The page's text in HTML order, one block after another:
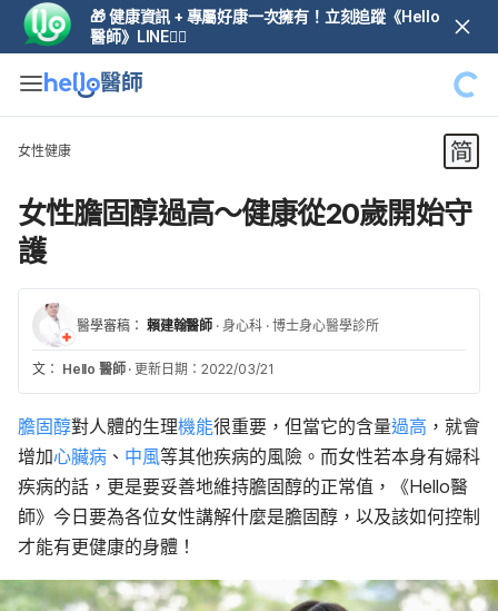
🎁 健康資訊 + 專屬好康一次擁有！立刻追蹤《Hello
醫師》LINE👆🏼
女性健康
女性膽固醇過高～健康從20歲開始守
護
醫學審稿： 賴建翰醫師 · 身心科 · 博士身心醫學診所
文： Hello 醫師 · 更新日期：2022/03/21
膽固醇對人體的生理機能很重要，但當它的含量過高 ，就會
增加心臟病 、 中風等其他疾病的風險。而女性若本身有婦科
疾病的話，更是要妥善地維持膽固醇的正常值，《Hello醫
師》今日要為各位女性講解什麼是膽固醇，以及該如何控制
才能有更健康的身體！